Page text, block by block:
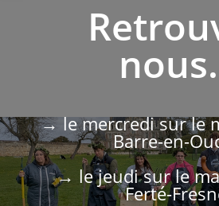
→ le mercredi sur le
Barre-en-
→ le jeudi sur le
Ferté-